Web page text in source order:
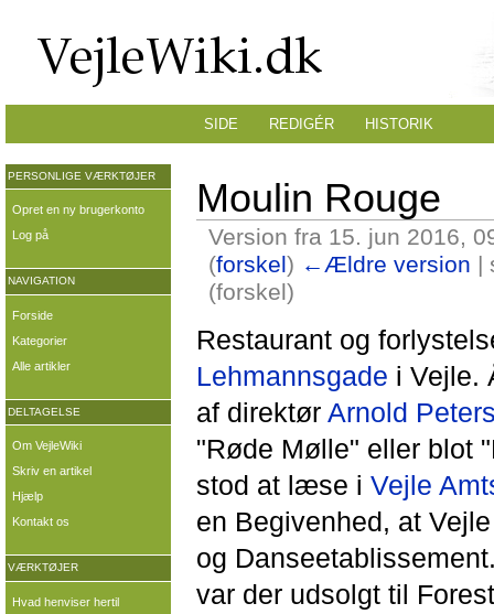
Moulin Rouge
Version fra 15. jun 2016,
(forskel) ←Ældre version |
(forskel)
Restaurant og
Lehmannsgade i Vejle.
af direktør Arnold
"Røde Mølle" eller blot
stod at læse i Vejle
en Begivenhed, at
og
var der udsolgt til
SIDE REDIGÉR HISTORIK
PERSONLIGE VÆRKTØJER
Opret en ny brugerkonto
Log på
NAVIGATION
Forside
Kategorier
Alle artikler
DELTAGELSE
Om VejleWiki
Skriv en artikel
Hjælp
Kontakt os
VÆRKTØJER
Hvad henviser hertil